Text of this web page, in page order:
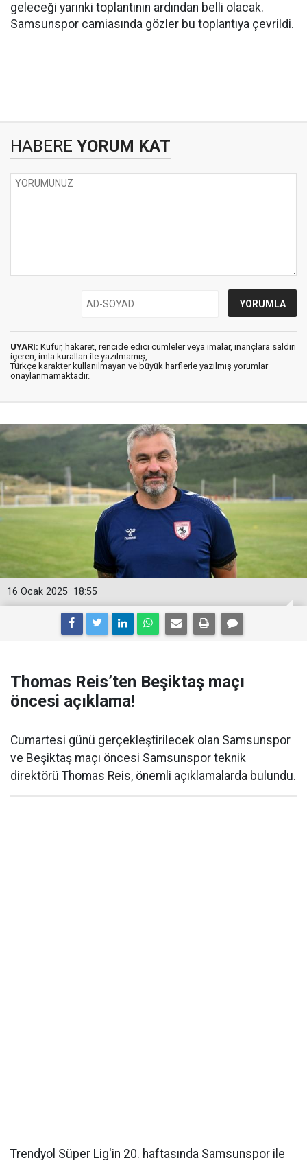
geleceği yarınki toplantının ardından belli olacak.
Samsunspor camiasında gözler bu toplantıya çevrildi.
HABERE YORUM KAT
UYARI: Küfür, hakaret, rencide edici cümleler veya imalar, inançlara saldırı
içeren, imla kuralları ile yazılmamış,
Türkçe karakter kullanılmayan ve büyük harflerle yazılmış yorumlar
onaylanmamaktadır.
18:55
16 Ocak 2025
Thomas Reis’ten Beşiktaş maçı
öncesi açıklama!
Cumartesi günü gerçekleştirilecek olan Samsunspor
ve Beşiktaş maçı öncesi Samsunspor teknik
direktörü Thomas Reis, önemli açıklamalarda bulundu.
Trendyol Süper Lig'in 20. haftasında Samsunspor ile